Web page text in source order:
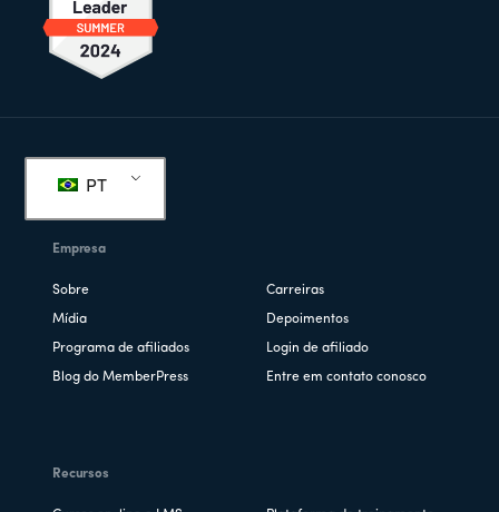
PT
Empresa
Sobre Carreiras
Mídia Depoimentos
Programa de afiliados Login de afiliado
Blog do MemberPress Entre em contato conosco
Recursos